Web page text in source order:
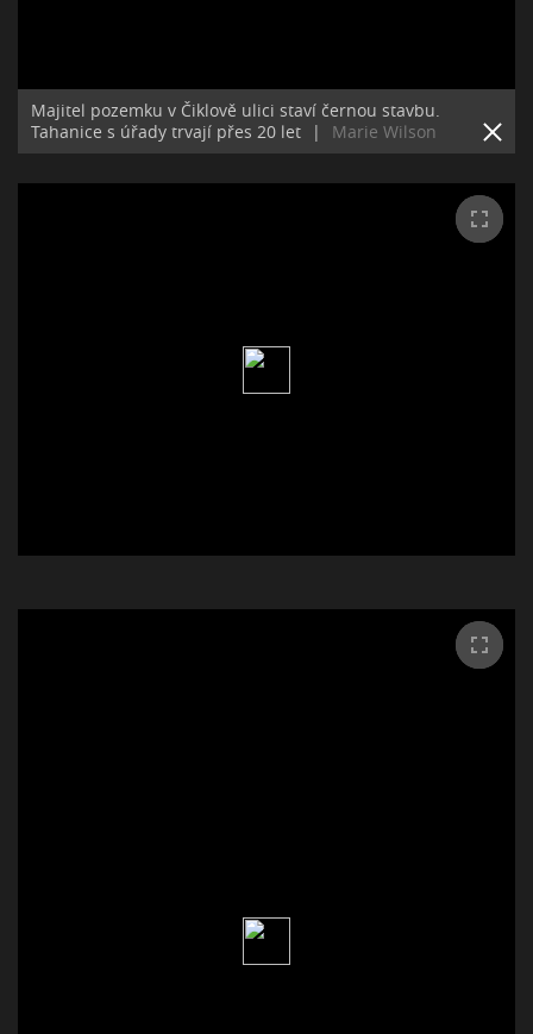
Majitel pozemku v Čiklově ulici staví černou stavbu.
Tahanice s úřady trvají přes 20 let
| Marie Wilson